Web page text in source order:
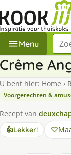
Menu
Crême
U bent hier: Home ›
Voorgerechten &
Recept van
👍Lekker!